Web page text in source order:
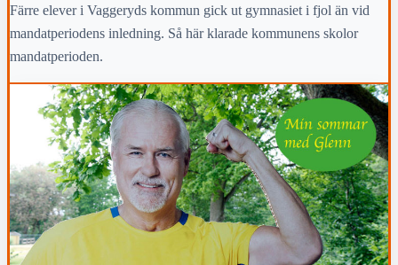
Färre elever i Vaggeryds kommun gick ut gymnasiet i fjol än vid
mandatperiodens inledning. Så här klarade kommunens skolor
mandatperioden.